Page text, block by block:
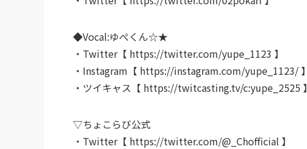
◆Vocal:ゆぺくん☆★
・Twitter【 https://twitter.com/yupe_1123 】
・Instagram【 https://instagram.com/yupe_1123/ 】
・ツイキャス【 https://twitcasting.tv/c:yupe_2525 】
▽ちょこらび公式
・Twitter【 https://twitter.com/@_Chofficial 】